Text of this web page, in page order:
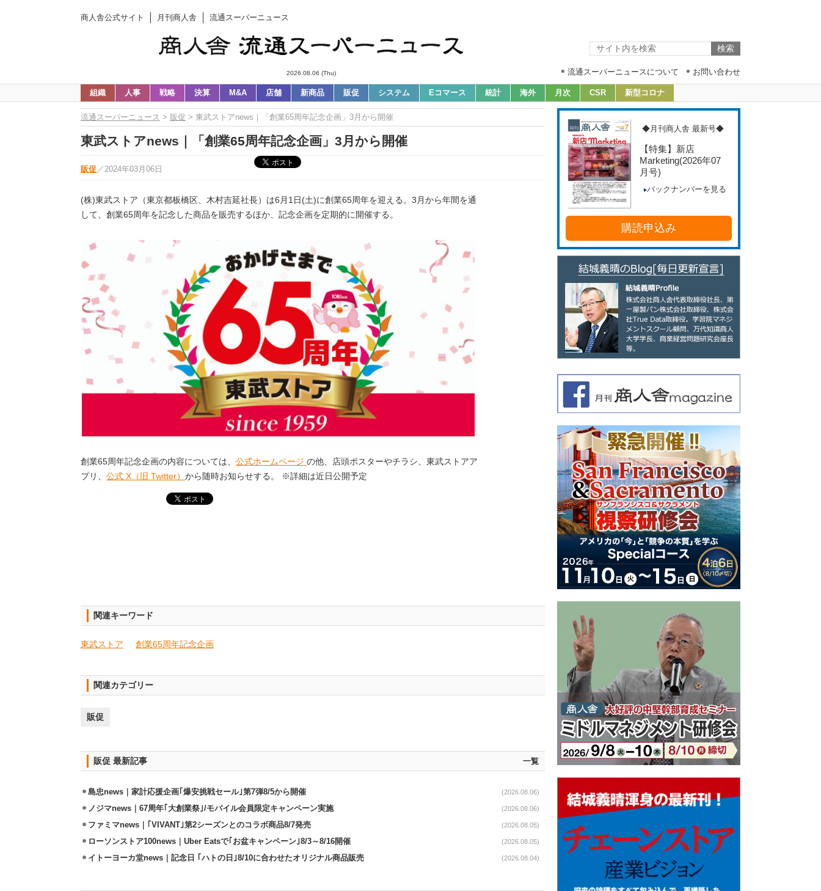
商人舎公式サイト 月刊商人舎 流通スーパーニュース
2026.08.06 (Thu) 流通スーパーニュースについて お問い合わせ
組織 人事 戦略 決算 M&A 店舗 新商品 販促 システム Eコマース 統計 海外 月次 CSR 新型コロナ
流通スーパーニュース > 販促 > 東武ストアnews｜「創業65周年記念企画」3月から開催
東武ストアnews｜「創業65周年記念企画」3月から開催
販促 ／ 2024年03月06日
(株)東武ストア（東京都板橋区、木村吉延社長）は6月1日(土)に創業65周年を迎える。3月から年間を通
して、創業65周年を記念した商品を販売するほか、記念企画を定期的に開催する。
創業65周年記念企画の内容については、 公式ホームページ の他、店頭ポスターやチラシ、東武ストアア
プリ、 公式 X（旧 Twitter） から随時お知らせする。 ※詳細は近日公開予定
関連キーワード
東武ストア 創業65周年記念企画
関連カテゴリー
販促
販促 最新記事 一覧
島忠news｜家計応援企画｢爆安挑戦セール｣第7弾8/5から開催 (2026.08.06)
ノジマnews｜67周年｢大創業祭｣/モバイル会員限定キャンペーン実施 (2026.08.06)
ファミマnews｜｢VIVANT｣第2シーズンとのコラボ商品8/7発売 (2026.08.05)
ローソンストア100news｜Uber Eatsで｢お盆キャンペーン｣8/3～8/16開催 (2026.08.05)
イトーヨーカ堂news｜記念日 ｢ハトの日｣8/10に合わせたオリジナル商品販売 (2026.08.04)
◆月刊商人舎 最新号◆
【特集】新店
Marketing(2026年07
月号)
バックナンバーを見る
購読申込み